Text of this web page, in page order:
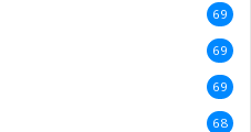
69
69
69
68